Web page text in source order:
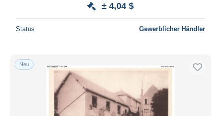
± 4,04 $
Status Gewerblicher Händler
Neu